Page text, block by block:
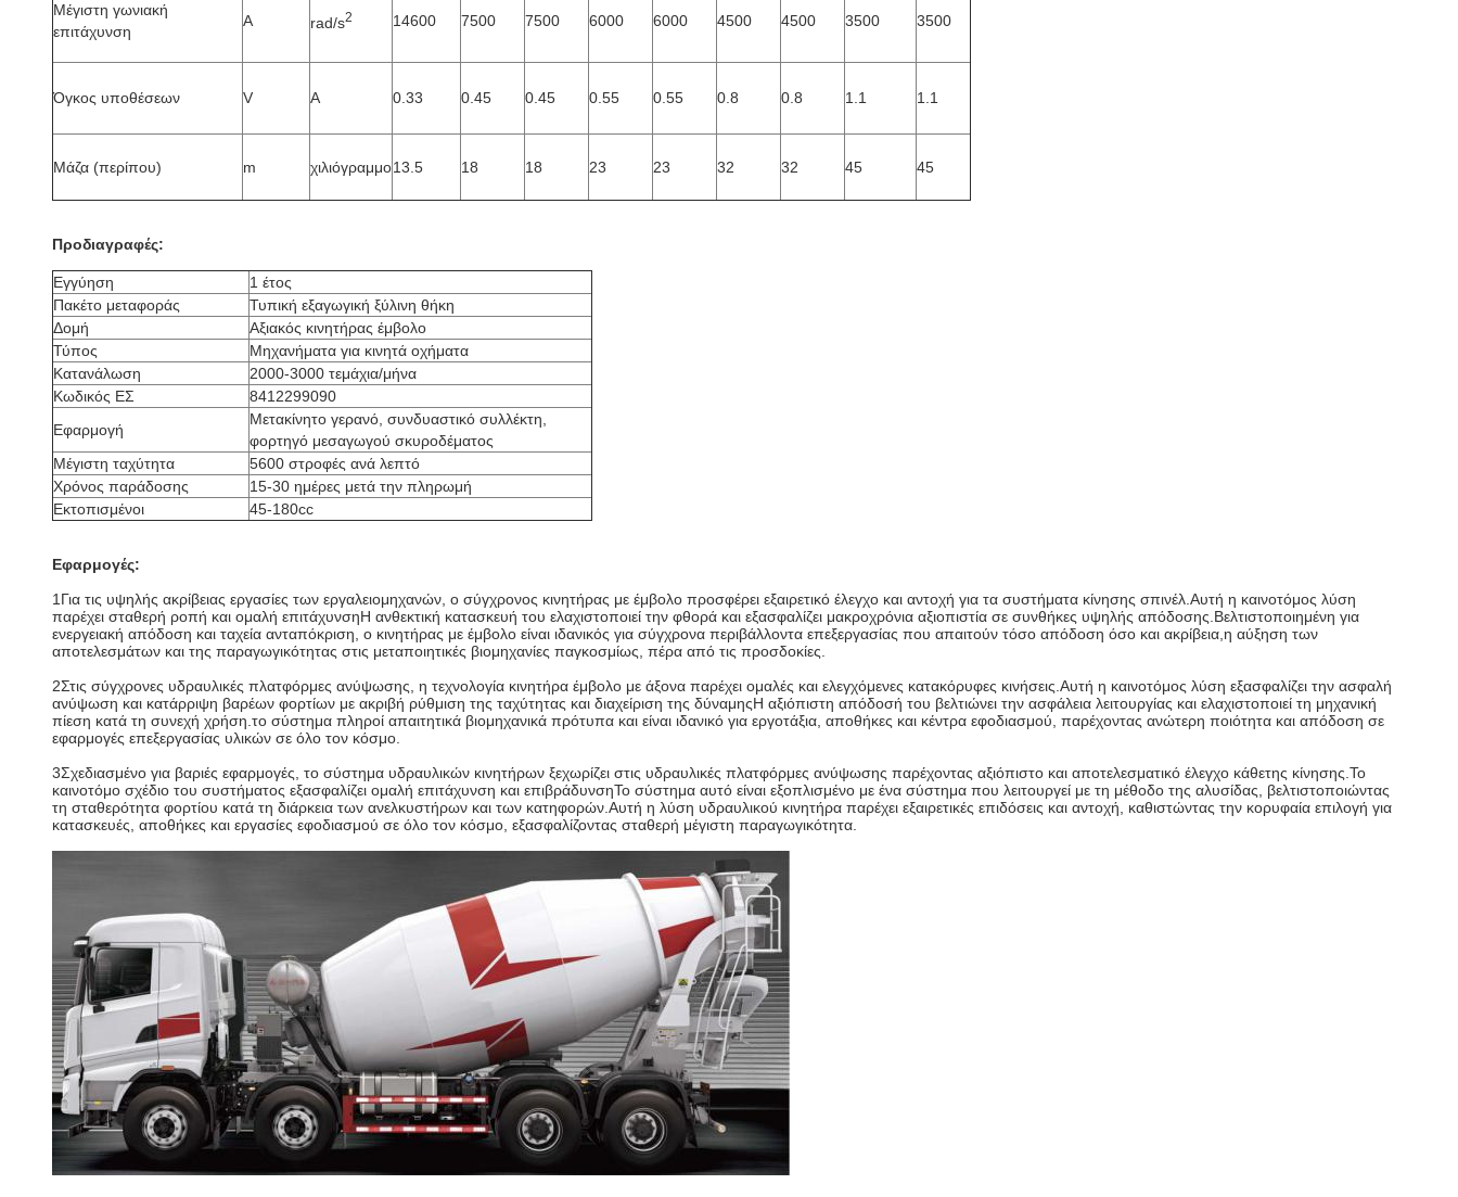
Μέγιστη γωνιακή
επιτάχυνση
Α rad/s2 14600 7500 7500 6000 6000 4500 4500 3500 3500
Όγκος υποθέσεων V Α 0.33 0.45 0.45 0.55 0.55 0.8 0.8 1.1 1.1
Μάζα (περίπου) m χιλιόγραμμο13.5 18 18 23 23 32 32 45 45
Προδιαγραφές:
Εγγύηση
1 έτος
Πακέτο μεταφοράς
Τυπική εξαγωγική ξύλινη θήκη
Δομή
Αξιακός κινητήρας έμβολο
Τύπος
Μηχανήματα για κινητά οχήματα
Κατανάλωση
2000-3000 τεμάχια/μήνα
Κωδικός ΕΣ
8412299090
Εφαρμογή
Μετακίνητο γερανό, συνδυαστικό συλλέκτη,
φορτηγό μεσαγωγού σκυροδέματος
Μέγιστη ταχύτητα
5600 στροφές ανά λεπτό
Χρόνος παράδοσης
15-30 ημέρες μετά την πληρωμή
Εκτοπισμένοι
45-180cc
Εφαρμογές:
1Για τις υψηλής ακρίβειας εργασίες των εργαλειομηχανών, ο σύγχρονος κινητήρας με έμβολο προσφέρει εξαιρετικό έλεγχο και αντοχή για τα συστήματα κίνησης σπινέλ.Αυτή η καινοτόμος λύση
παρέχει σταθερή ροπή και ομαλή επιτάχυνσηΗ ανθεκτική κατασκευή του ελαχιστοποιεί την φθορά και εξασφαλίζει μακροχρόνια αξιοπιστία σε συνθήκες υψηλής απόδοσης.Βελτιστοποιημένη για
ενεργειακή απόδοση και ταχεία ανταπόκριση, ο κινητήρας με έμβολο είναι ιδανικός για σύγχρονα περιβάλλοντα επεξεργασίας που απαιτούν τόσο απόδοση όσο και ακρίβεια,η αύξηση των
αποτελεσμάτων και της παραγωγικότητας στις μεταποιητικές βιομηχανίες παγκοσμίως, πέρα από τις προσδοκίες.
2Στις σύγχρονες υδραυλικές πλατφόρμες ανύψωσης, η τεχνολογία κινητήρα έμβολο με άξονα παρέχει ομαλές και ελεγχόμενες κατακόρυφες κινήσεις.Αυτή η καινοτόμος λύση εξασφαλίζει την ασφαλή
ανύψωση και κατάρριψη βαρέων φορτίων με ακριβή ρύθμιση της ταχύτητας και διαχείριση της δύναμηςΗ αξιόπιστη απόδοσή του βελτιώνει την ασφάλεια λειτουργίας και ελαχιστοποιεί τη μηχανική
πίεση κατά τη συνεχή χρήση.το σύστημα πληροί απαιτητικά βιομηχανικά πρότυπα και είναι ιδανικό για εργοτάξια, αποθήκες και κέντρα εφοδιασμού, παρέχοντας ανώτερη ποιότητα και απόδοση σε
εφαρμογές επεξεργασίας υλικών σε όλο τον κόσμο.
3Σχεδιασμένο για βαριές εφαρμογές, το σύστημα υδραυλικών κινητήρων ξεχωρίζει στις υδραυλικές πλατφόρμες ανύψωσης παρέχοντας αξιόπιστο και αποτελεσματικό έλεγχο κάθετης κίνησης.Το
καινοτόμο σχέδιο του συστήματος εξασφαλίζει ομαλή επιτάχυνση και επιβράδυνσηΤο σύστημα αυτό είναι εξοπλισμένο με ένα σύστημα που λειτουργεί με τη μέθοδο της αλυσίδας, βελτιστοποιώντας
τη σταθερότητα φορτίου κατά τη διάρκεια των ανελκυστήρων και των κατηφορών.Αυτή η λύση υδραυλικού κινητήρα παρέχει εξαιρετικές επιδόσεις και αντοχή, καθιστώντας την κορυφαία επιλογή για
κατασκευές, αποθήκες και εργασίες εφοδιασμού σε όλο τον κόσμο, εξασφαλίζοντας σταθερή μέγιστη παραγωγικότητα.